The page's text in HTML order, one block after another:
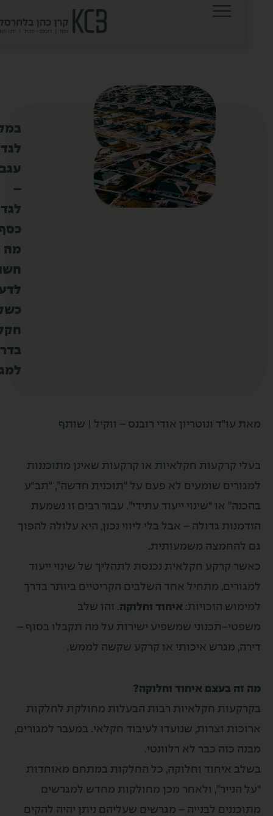
במקום
עגבניות
חשוב
לדעת
כשקרקע
חקלאית
למגורים
ונוטריון אודי רובנס – ווקיל | שותף
קרקעות חקלאיות או קרקעות שאינן מתוכננות
שומעים לא פעם על “תוכנית חדשה”, “תב״ע
או “שינוי ייעוד עתידי”. עבור רבים זו נשמעת
גדולה – אבל בלי ליווי נכון, היא עלולה להפוך
משמעותית.
קרקע חקלאית נכנסת לתהליך של שינוי ייעוד
מתחיל אחד השלבים הקריטיים ביותר בדרך
הזכויות:איחוד וחלוקה. זהו שלב
תכנוני שמשפיע ישירות על מה תקבלו בסוף –
מגרש איכותי או קרקע שקשה לממש.
בעצם איחוד וחלוקה?
חקלאיות רבות הבעלות מחולקת לחלקות
וצרות, שנועדו לעיבוד חקלאי. במעבר למגורים,
כזה כבר לא רלוונטי.
איחוד וחלוקה, כל החלקות במתחם מאוחדות
הנייר”, ולאחר מכן מחולקות מחדש למגרשים
לבנייה – מגרשים שעליהם ניתן יהיה להקים